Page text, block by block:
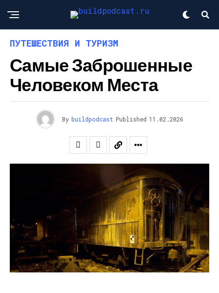
ПУТЕШЕСТВИЯ И ТУРИЗМ
Самые Заброшенные
Человеком Места
By buildpodcast Published 11.02.2026